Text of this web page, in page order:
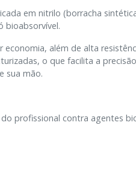
em nitrilo (borracha
bioabsorvível.
além de alta
o que facilita a
sua mão.
profissional contra agentes